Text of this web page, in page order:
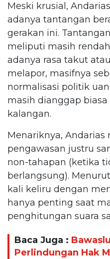
Meski krusial,
adanya tantangan
gerakan ini.
meliputi masih
adanya rasa takut
melapor, masifnya
normalisasi politik
masih dianggap biasa
kalangan.
Menariknya,
pengawasan justru
non-tahapan (ketika
berlangsung).
kali keliru dengan
hanya penting saat
penghitungan suara
Baca Juga :
Perlindungan Hak